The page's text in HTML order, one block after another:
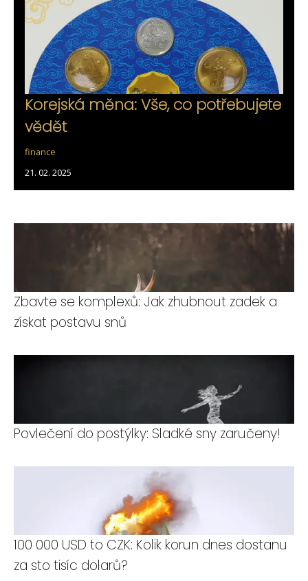
Korejská měna: Vše, co potřebujete
vědět
finance
21. 02. 2025
Zbavte se komplexů: Jak zhubnout zadek a
získat postavu snů
Povlečení do postýlky: Sladké sny zaručeny!
100 000 USD to CZK: Kolik korun dnes dostanu
za sto tisíc dolarů?